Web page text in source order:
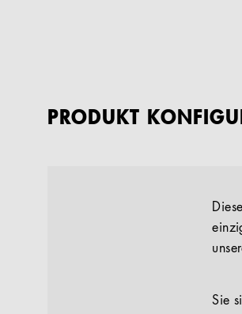
PRODUKT
Sie